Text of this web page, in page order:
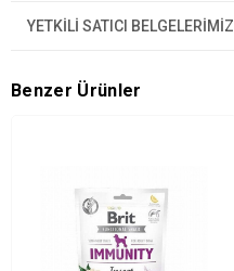
YETKİLİ SATICI BELGELERİMİZ
Benzer Ürünler